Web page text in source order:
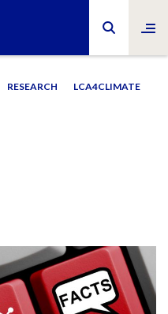
RESEARCH LCA4CLIMATE